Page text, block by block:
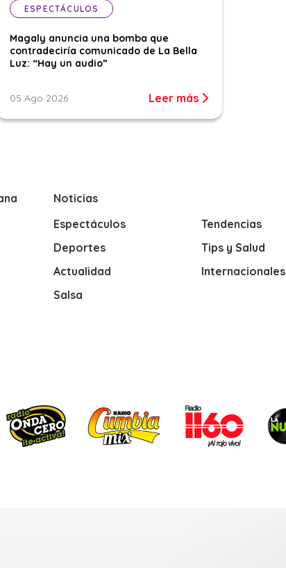
ESPECTÁCULOS
Magaly anuncia una bomba que
contradeciría comunicado de La Bella
Luz: “Hay un audio”
05 Ago 2026 Leer más
Noticias
Espectáculos
Deportes
Actualidad
Salsa
Tendencias
Tips y Salud
Internacionales